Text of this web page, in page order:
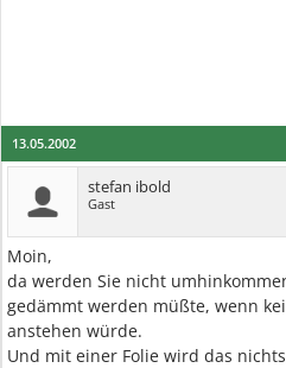
13.05.2002
stefan ibold
Gast
Moin,
da werden Sie nicht
gedämmt werden müßte, wenn
anstehen würde.
Und mit einer Folie wird das